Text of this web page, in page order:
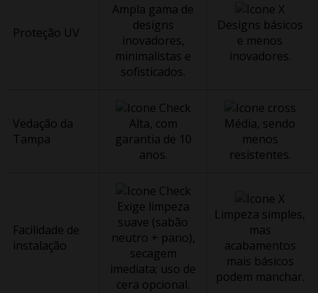
Proteção UV
Ampla gama de
designs
inovadores,
minimalistas e
sofisticados.
Designs básicos
e menos
inovadores.
Vedação da
Tampa
Alta, com
garantia de 10
anos.
Média, sendo
menos
resistentes.
Facilidade de
instalação
Exige limpeza
suave (sabão
neutro + pano),
secagem
imediata; uso de
cera opcional.
Limpeza simples,
mas
acabamentos
mais básicos
podem manchar.